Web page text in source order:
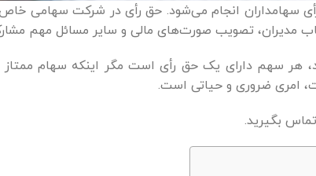
سهامداران انجام می‌شود. حق رأی در شرکت سهامی خاص
مدیران، تصویب صورت‌های مالی و سایر مسائل مهم
سهم دارای یک حق رأی است مگر اینکه سهام ممتاز
امری ضروری و حیاتی است.
تماس بگیرید.